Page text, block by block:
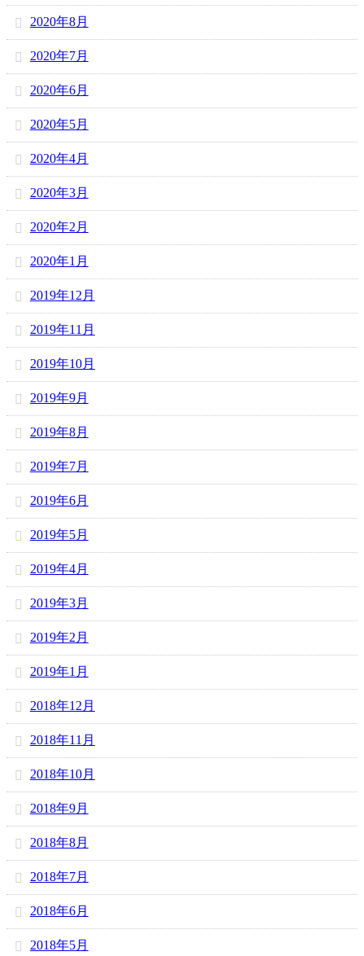
2020年8月
2020年7月
2020年6月
2020年5月
2020年4月
2020年3月
2020年2月
2020年1月
2019年12月
2019年11月
2019年10月
2019年9月
2019年8月
2019年7月
2019年6月
2019年5月
2019年4月
2019年3月
2019年2月
2019年1月
2018年12月
2018年11月
2018年10月
2018年9月
2018年8月
2018年7月
2018年6月
2018年5月